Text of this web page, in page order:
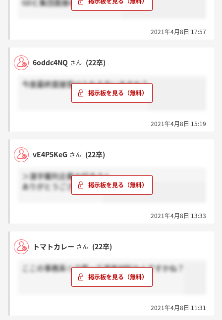
GDと集団面接の結果ですか？
2021年4月8日 17:57
6oddc4NQ さん (22卒)
今度最終面接受けられる方いますか？
2021年4月8日 15:19
vE4P5KeG さん (22卒)
＞漢字羅列企業大好きさん
ありがとうございます。
2021年4月8日 13:33
トマトカレー さん (22卒)
ここの事務系リク面って選考材料なんですかね？
2021年4月8日 11:31